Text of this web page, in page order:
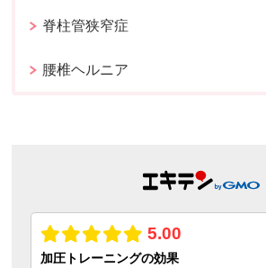
脊柱管狭窄症
腰椎ヘルニア